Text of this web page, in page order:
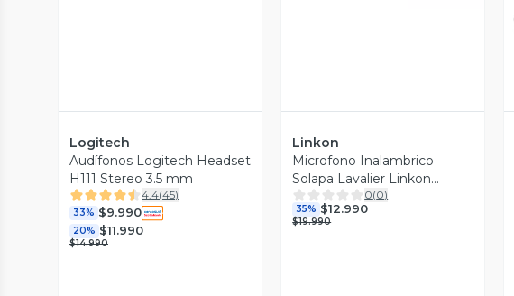
Logitech
Audífonos Logitech Headset
H111 Stereo 3.5 mm
4.4(45)
33% $9.990
20% $11.990
$14.990
Linkon
Microfono Inalambrico
Solapa Lavalier Linkon
Profesional 0(0)
35% $12.990
$19.990